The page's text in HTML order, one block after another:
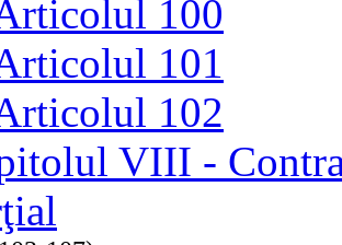
100
101
102
VIII -